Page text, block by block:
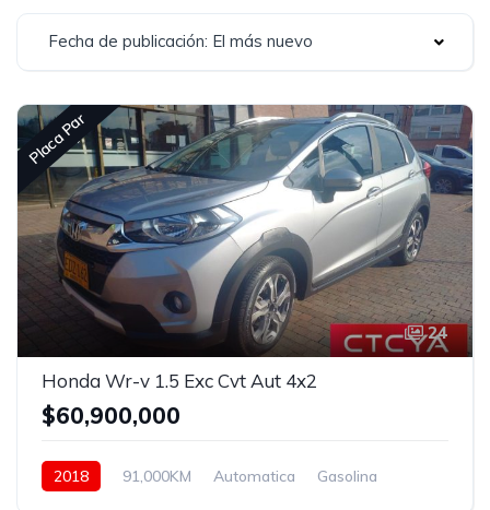
Fecha de publicación: El más nuevo
Placa Par
24
Honda Wr-v 1.5 Exc Cvt Aut 4x2
$60,900,000
2018 91,000KM Automatica
Gasolina